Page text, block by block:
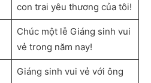
con trai yêu thương của tôi!
Chúc một lễ Giáng sinh vui
vẻ trong năm nay!
Giáng sinh vui vẻ với ông